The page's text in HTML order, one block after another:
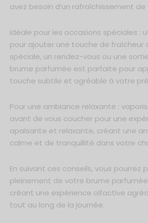
avez besoin d’un rafraîchissement
Idéale pour les occasions spéciales :
pour ajouter une touche de fraîcheur
spéciale, un rendez-vous ou une
brume parfumée est parfaite pour
touche subtile et agréable à votre
Pour une ambiance relaxante :
avant de vous coucher pour une
apaisante et relaxante, créant une
calme et de tranquillité dans votre
En suivant ces conseils, vous pourrez
pleinement de votre brume
créant une expérience olfactive
tout au long de la journée.